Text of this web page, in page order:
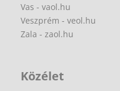
Vas - vaol.hu
Veszprém - veol.hu
Zala - zaol.hu
Közélet